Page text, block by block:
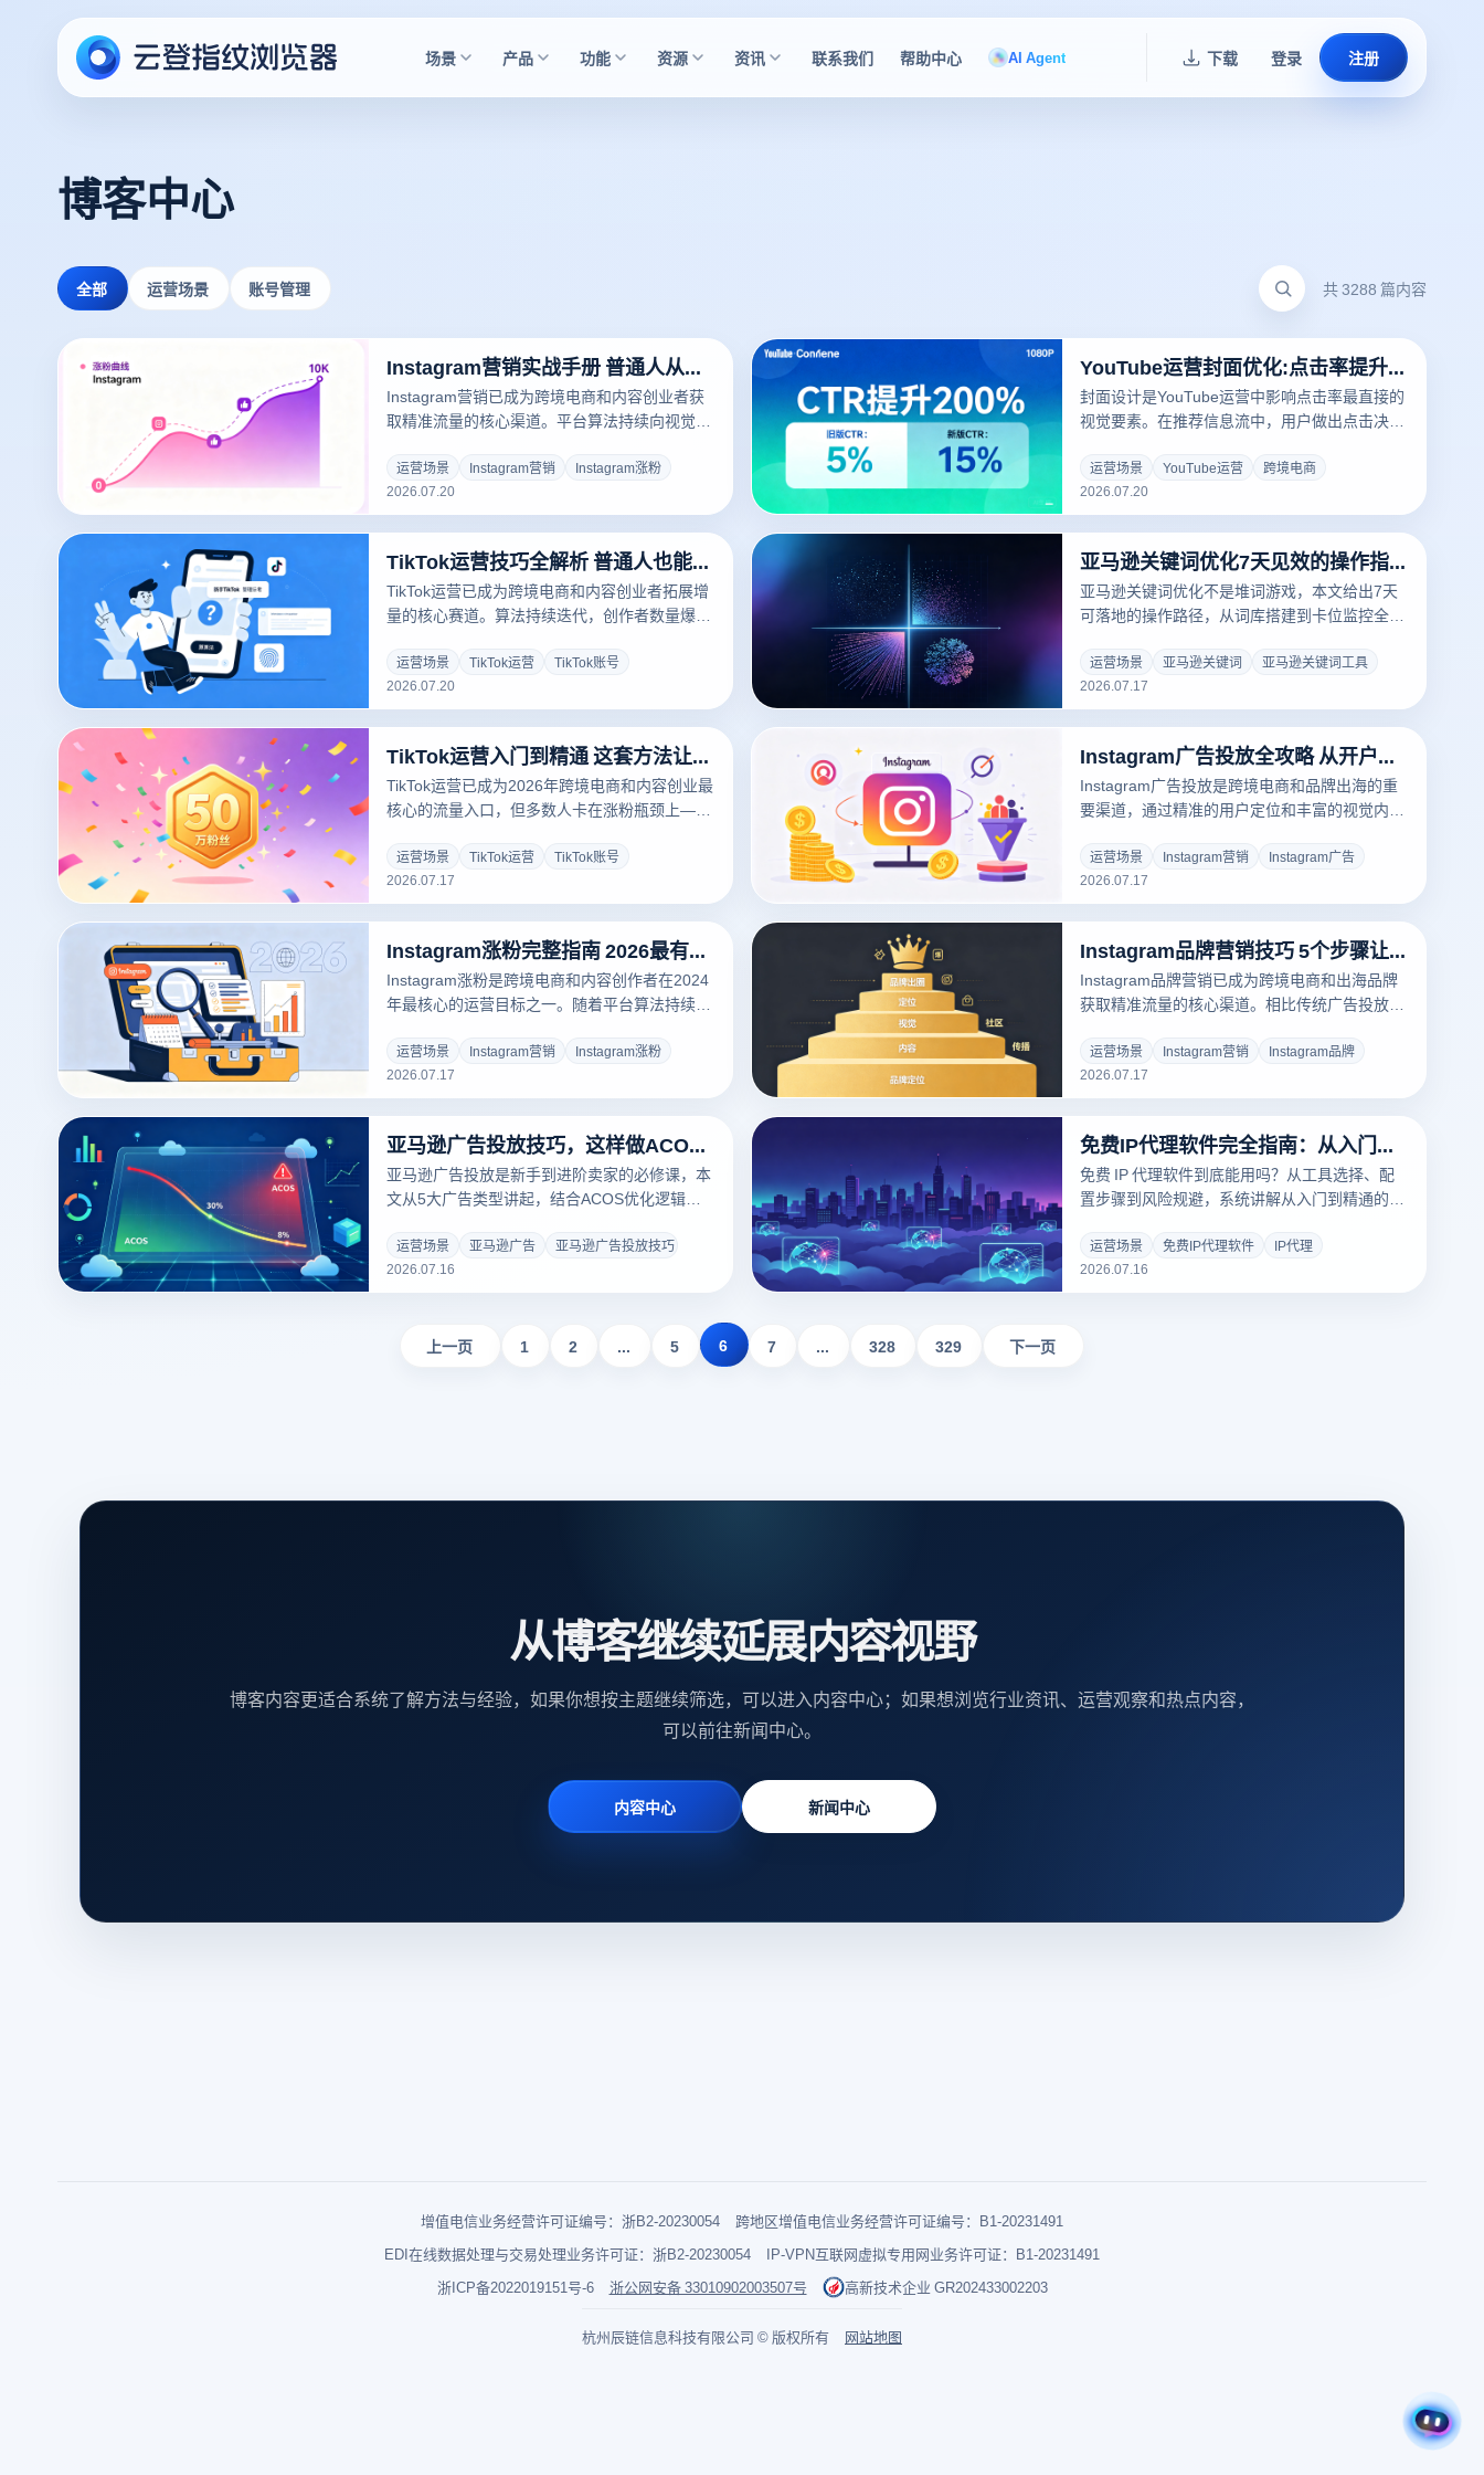
场景 产品 功能 资源 资讯 联系我们 帮助中心 AI Agent 下载 登录 注册
博客中心
全部 运营场景 账号管理 共 3288 篇内容
Instagram营销实战手册 普通人从零到万的涨粉路径
Instagram营销已成为跨境电商和内容创业者获
取精准流量的核心渠道。平台算法持续向视觉内
普通人都拥有被看见的机会。但为什么同样在运
营账号，别人能快速涨粉破万，而你却长期困在
运营场景 Instagram营销
Instagram涨粉
2026.07.20
YouTube运营封面优化:点击率提升200%的设计技巧
封面设计是YouTube运营中影响点击率最直接的
视觉要素。在推荐信息流中，用户做出点击决策
否获得宝贵的初始流量。本文从设计原则、字体
配色、构图技巧、A/B测试四个维度，为您系统
讲解点击率提升的核心方法，帮助YouTube运营
运营场景 YouTube运营
跨境电商
2026.07.20
TikTok运营技巧全解析 普通人也能快速起号的方法
TikTok运营已成为跨境电商和内容创业者拓展增
量的核心赛道。算法持续迭代，创作者数量爆
上快速起号？答案是肯定的。本文从账号定位、
内容策划、算法机制、涨粉策略四个维度，系统
运营场景 TikTok运营
TikTok账号
2026.07.20
亚马逊关键词优化7天见效的操作指南
亚马逊关键词优化不是堆词游戏，本文给出7天
可落地的操作路径，从词库搭建到卡位监控全流
运营场景 亚马逊关键词
亚马逊关键词工具
2026.07.17
TikTok运营入门到精通 这套方法让我3个月涨粉50万
TikTok运营已成为2026年跨境电商和内容创业最
核心的流量入口，但多数人卡在涨粉瓶颈上——
于形式，特别是多账号矩阵运营时，账号关联封
禁成为最大隐患。使用指纹浏览器进行多账号防
运营场景 TikTok运营
TikTok账号
2026.07.17
Instagram广告投放全攻略 从开户到转化的核心要点
Instagram广告投放是跨境电商和品牌出海的重
要渠道，通过精准的用户定位和丰富的视觉内
通、广告创建、投放优化到转化追踪，系统梳理
从零开始进行Instagram广告投放的核心步
运营场景 Instagram营销
Instagram广告
2026.07.17
Instagram涨粉完整指南 2026最有效的涨粉策略盘点
Instagram涨粉是跨境电商和内容创作者在2024
年最核心的运营目标之一。随着平台算法持续升
丝成为所有运营者的共同难题。Instagram涨粉
并非单纯追求数字增长，而是需要结
运营场景 Instagram营销
Instagram涨粉
2026.07.17
Instagram品牌营销技巧 5个步骤让你的品牌快速出圈
Instagram品牌营销已成为跨境电商和出海品牌
获取精准流量的核心渠道。相比传统广告投放，
机制，能够帮助品牌以更低成本触达目标用户，
建立情感连接并实现高效转化。然而，许
运营场景 Instagram营销
Instagram品牌
2026.07.17
亚马逊广告投放技巧，这样做ACOS从30%降到8%
亚马逊广告投放是新手到进阶卖家的必修课，本
文从5大广告类型讲起，结合ACOS优化逻辑与
运营场景 亚马逊广告
亚马逊广告投放技巧
2026.07.16
免费IP代理软件完全指南：从入门到精通 - 云登
免费 IP 代理软件到底能用吗？从工具选择、配
置步骤到风险规避，系统讲解从入门到精通的完
心 IP 的差异、5 步配置流程和 6 个常见问题解
答。
运营场景 免费IP代理软件
IP代理
2026.07.16
上一页 1 2 ... 5 6 7 ... 328 329 下一页
从博客继续延展内容视野
博客内容更适合系统了解方法与经验，如果你想按主题继续筛选，可以进入内容中心；如果想浏览行业资讯、运营观察和热点内容，
可以前往新闻中心。
内容中心 新闻中心
增值电信业务经营许可证编号：浙B2-20230054
跨地区增值电信业务经营许可证编号：B1-20231491
EDI在线数据处理与交易处理业务许可证：浙B2-20230054
IP-VPN互联网虚拟专用网业务许可证：B1-20231491
浙ICP备2022019151号-6
浙公网安备 33010902003507号 高新技术企业 GR202433002203
杭州辰链信息科技有限公司 © 版权所有 网站地图